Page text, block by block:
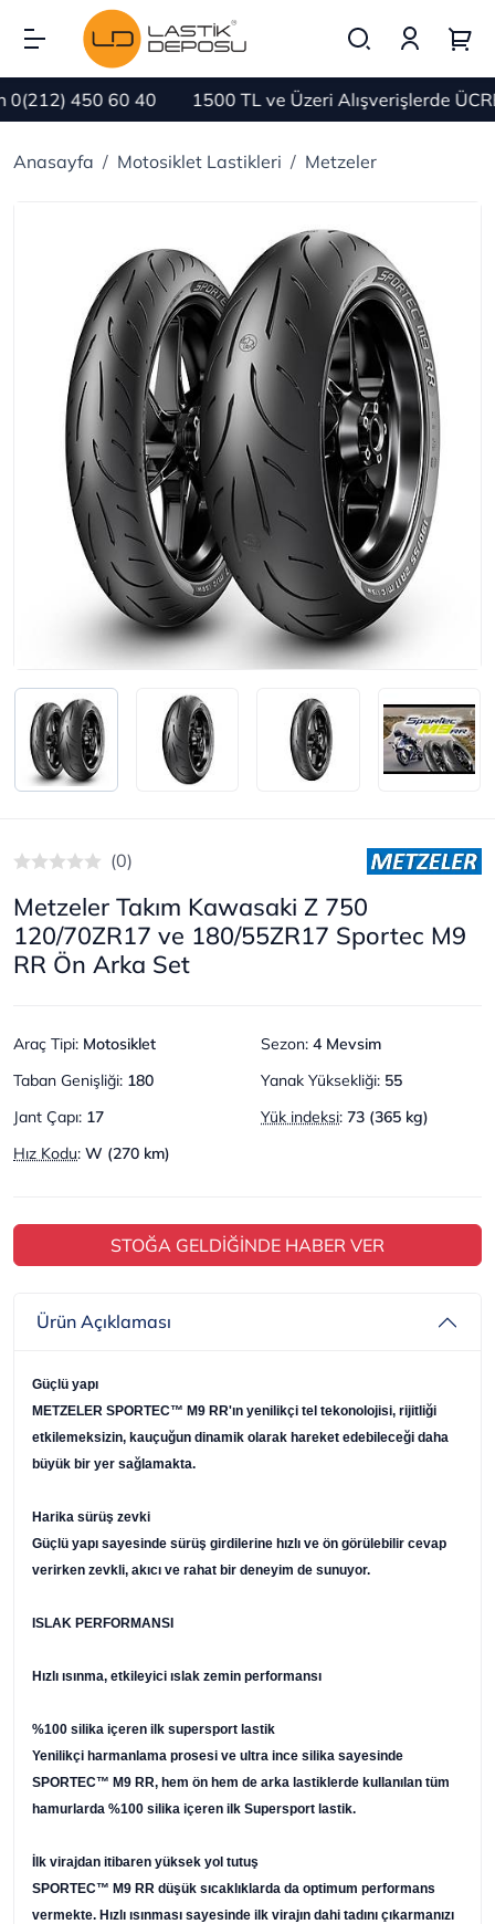
450 60 40 1500 TL ve Üzeri Alışverişlerde
Anasayfa Motosiklet Lastikleri Metzeler
(0)
Metzeler Takım Kawasaki Z 750
120/70ZR17 ve 180/55ZR17 Sportec M9
RR Ön Arka Set
Araç Tipi: Motosiklet Sezon: 4 Mevsim
Taban Genişliği: 180 Yanak Yüksekliği: 55
Jant Çapı: 17 Yük indeksi: 73 (365 kg)
Hız Kodu: W (270 km)
STOĞA GELDİĞİNDE HABER VER
Ürün Açıklaması
Güçlü yapı
METZELER SPORTEC™ M9 RR'ın yenilikçi tel tekonolojisi, rijitliği
etkilemeksizin, kauçuğun dinamik olarak hareket edebileceği daha
büyük bir yer sağlamakta.
Harika sürüş zevki
Güçlü yapı sayesinde sürüş girdilerine hızlı ve ön görülebilir cevap
verirken zevkli, akıcı ve rahat bir deneyim de sunuyor.
ISLAK PERFORMANSI
Hızlı ısınma, etkileyici ıslak zemin performansı
%100 silika içeren ilk supersport lastik
Yenilikçi harmanlama prosesi ve ultra ince silika sayesinde
SPORTEC™ M9 RR, hem ön hem de arka lastiklerde kullanılan tüm
hamurlarda %100 silika içeren ilk Supersport lastik.
İlk virajdan itibaren yüksek yol tutuş
SPORTEC™ M9 RR düşük sıcaklıklarda da optimum performans
vermekte. Hızlı ısınması sayesinde ilk virajın dahi tadını çıkarmanızı